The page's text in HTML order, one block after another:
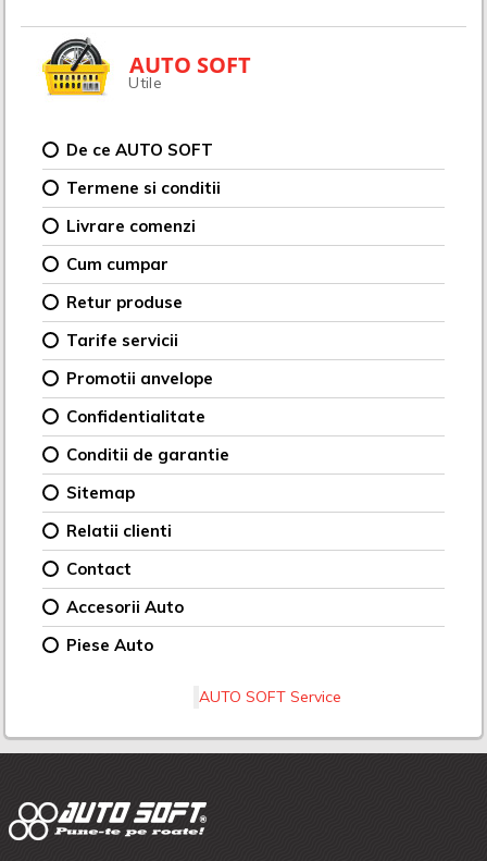
AUTO SOFT
Utile
De ce AUTO SOFT
Termene si conditii
Livrare comenzi
Cum cumpar
Retur produse
Tarife servicii
Promotii anvelope
Confidentialitate
Conditii de garantie
Sitemap
Relatii clienti
Contact
Accesorii Auto
Piese Auto
AUTO SOFT Service